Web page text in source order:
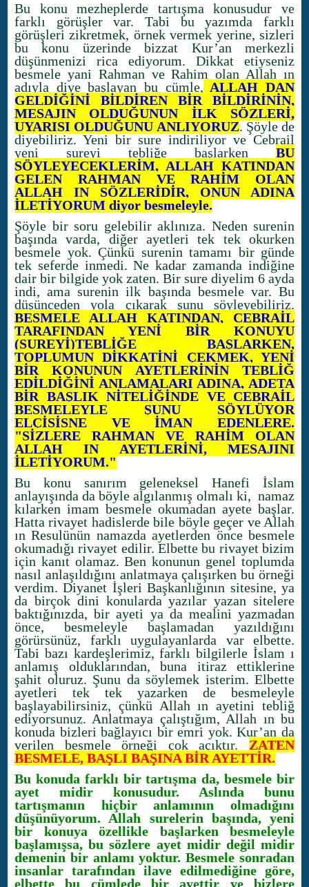
Bu konu mezheplerde tartışma konusudur ve
farklı görüşler var. Tabi bu yazımda farklı
görüşleri zikretmek, örnek vermek yerine, sizleri
bu konu üzerinde bizzat Kur’an merkezli
düşünmenizi rica ediyorum. Dikkat etiyseniz
besmele yani Rahman ve Rahim olan Allah ın
adıyla diye başlayan bu cümle, ALLAH DAN
GELDİĞİNİ BİLDİREN BİR BİLDİRİNİN,
MESAJIN OLDUĞUNUN İLK SÖZLERİ,
UYARISI OLDUĞUNU ANLIYORUZ. Şöyle de
diyebiliriz. Yeni bir sure indiriliyor ve Cebrail
yeni sureyi tebliğe başlarken BU
SÖYLEYECEKLERİM, ALLAH KATINDAN
GELEN RAHMAN VE RAHİM OLAN
ALLAH IN SÖZLERİDİR, ONUN ADINA
İLETİYORUM diyor besmeleyle.
Şöyle bir soru gelebilir aklınıza. Neden surenin
başında varda, diğer ayetleri tek tek okurken
besmele yok. Çünkü surenin tamamı bir günde
tek seferde inmedi. Ne kadar zamanda indiğine
dair bir bilgide yok zaten. Bir sure diyelim 6 ayda
indi, ama surenin ilk başında besmele var. Bu
düşünceden yola çıkarak şunu söyleyebiliriz.
BESMELE ALLAH KATINDAN, CEBRAİL
TARAFINDAN YENİ BİR KONUYU
(SUREYİ)TEBLİĞE BAŞLARKEN,
TOPLUMUN DİKKATİNİ ÇEKMEK, YENİ
BİR KONUNUN AYETLERİNİN TEBLİĞ
EDİLDİĞİNİ ANLAMALARI ADINA, ADETA
BİR BAŞLIK NİTELİĞİNDE VE CEBRAİL
BESMELEYLE ŞUNU SÖYLÜYOR
ELÇİSİSNE VE İMAN EDENLERE.
"SİZLERE RAHMAN VE RAHİM OLAN
ALLAH IN AYETLERİNİ, MESAJINI
İLETİYORUM."
Bu konu sanırım geleneksel Hanefi İslam
anlayışında da böyle algılanmış olmalı ki, namaz
kılarken imam besmele okumadan ayete başlar.
Hatta rivayet hadislerde bile böyle geçer ve Allah
ın Resulünün namazda ayetlerden önce besmele
okumadığı rivayet edilir. Elbette bu rivayet bizim
için kanıt olamaz. Ben konunun genel toplumda
nasıl anlaşıldığını anlatmaya çalışırken bu örneği
verdim.Diyanet İşleri Başkanlığının sitesine, ya
da birçok dini konularda yazılar yazan sitelere
baktığınızda, bir ayeti ya da mealini yazmadan
önce, besmeleyle başlamadan yazıldığını
görürsünüz, farklı uygulayanlarda var elbette.
Tabi bazı kardeşlerimiz, farklı bilgilerle İslam ı
anlamış olduklarından, buna itiraz ettiklerine
şahit oluruz. Şunu da söylemek isterim. Elbette
ayetleri tek tek yazarken de besmeleyle
başlayabilirsiniz, çünkü Allah ın ayetini tebliğ
ediyorsunuz. Anlatmaya çalıştığım, Allah ın bu
konuda bizleri bağlayıcı bir emri yok. Kur’an da
verilen besmele örneği çok açıktır. ZATEN
BESMELE, BAŞLI BAŞINA BİR AYETTİR.
Bu konuda farklı bir tartışma da, besmele bir
ayet midir konusudur. Aslında bunu
tartışmanın hiçbir anlamının olmadığını
düşünüyorum. Allah surelerin başında, yeni
bir konuya özellikle başlarken besmeleyle
başlamışsa, bu sözlere ayet midir değil midir
demenin bir anlamı yoktur. Besmele sonradan
insanlar tarafından ilave edilmediğine göre,
elbette bu cümlede bir ayettir ve bizlere